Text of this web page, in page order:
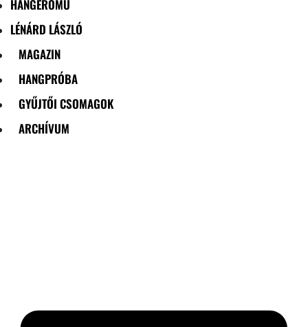
HANGERŐMŰ
LÉNÁRD LÁSZLÓ
MAGAZIN
HANGPRÓBA
GYŰJTŐI CSOMAGOK
ARCHÍVUM